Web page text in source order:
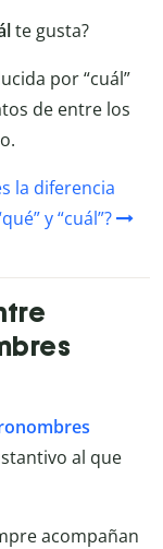
te gusta?
por “cuál”
de entre los
la diferencia
y “cuál”?
al que
acompañan